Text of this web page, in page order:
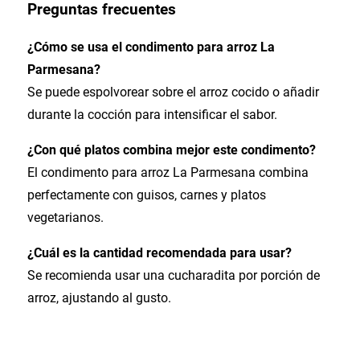
Preguntas frecuentes
¿Cómo se usa el condimento para arroz La
Parmesana?
Se puede espolvorear sobre el arroz cocido o añadir
durante la cocción para intensificar el sabor.
¿Con qué platos combina mejor este condimento?
El condimento para arroz La Parmesana combina
perfectamente con guisos, carnes y platos
vegetarianos.
¿Cuál es la cantidad recomendada para usar?
Se recomienda usar una cucharadita por porción de
arroz, ajustando al gusto.